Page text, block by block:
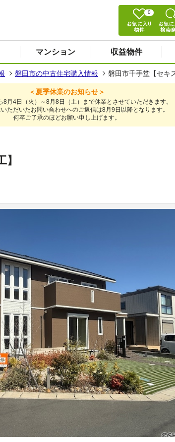
0
マンション 収益物件
磐田市の中古住宅購入情報 磐田市千手堂【セキ
＜夏季休業のお知らせ＞
8月4日（火）～8月8日（土）まで休業とさせていただきます。
ただいたお問い合わせへのご返信は8月9日以降となります。
何卒ご了承のほどお願い申し上げます。